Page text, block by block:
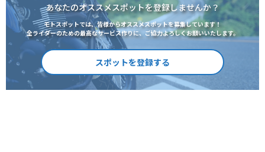
あなたのオススメスポットを登録しませんか？
モトスポットでは、皆様からオススメスポットを募集しています！
全ライダーのための最高なサービス作りに、ご協力よろしくお願いいたします。
スポットを登録する